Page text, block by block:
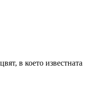
в което известната